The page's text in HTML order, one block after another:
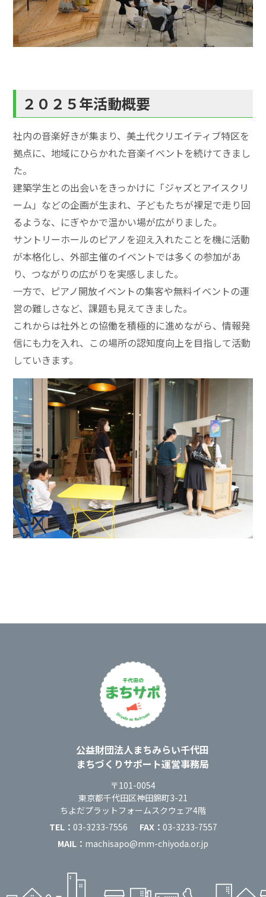
２０２５年活動概要
社内の音楽好きが集まり、美土代クリエイティブ特区を
拠点に、地域にひらかれた音楽イベントを続けてきまし
た。
建築学生との出会いをきっかけに「ジャズとアイスクリ
ーム」などの企画が生まれ、子どもたちが裸足で走り回
るような、にぎやかで温かい場が広がりました。
サントリーホールのピアノを迎え入れたことを機に活動
が本格化し、外部主催のイベントでは多くの参加があ
り、つながりの広がりを実感しました。
一方で、ピアノ開放イベントの集客や無料イベントの運
営の難しさなど、課題も見えてきました。
これからは社外との協働を積極的に進めながら、情報発
信にも力を入れ、この場所の認知度向上を目指して活動
していきます。
運営：
公益財団法人まちみらい千代田
まちづくりサポート運営事務局
住所：
〒101-0054
東京都千代田区神田錦町3-21
ちよだプラットフォームスクウェア4階
TEL： 03-3233-7556 FAX： 03-3233-7557
MAIL： machisapo@mm-chiyoda.or.jp